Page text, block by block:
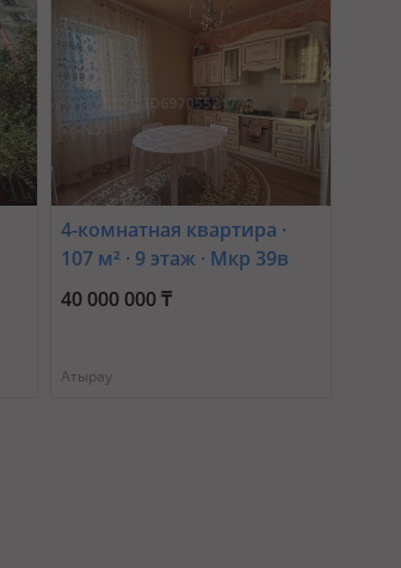
4-комнатная квартира ·
107 м² · 9 этаж · Мкр 39в
40 000 000 ₸
Атырау